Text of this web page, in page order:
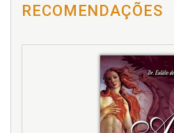
RECOMENDAÇÕES